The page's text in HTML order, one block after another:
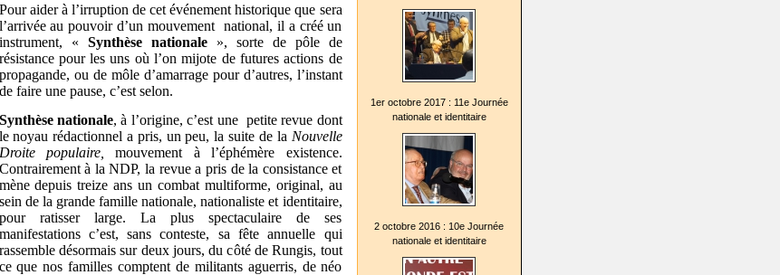
1er octobre 2017 : 11e Journée
nationale et identitaire
2 octobre 2016 : 10e Journée
nationale et identitaire
Pour aider à l’irruption de cet événement historique que sera
l’arrivée au pouvoir d’un mouvement national, il a créé un
instrument, « Synthèse nationale», sorte de pôle de
résistance pour les uns où l’on mijote de futures actions de
propagande, ou de môle d’amarrage pour d’autres, l’instant
de faire une pause, c’est selon.
Synthèse nationale, à l’origine, c’est une petite revue dont
le noyau rédactionnel a pris, un peu, la suite de la Nouvelle
Droite populaire,
mouvement à l’éphémère existence.
Contrairement à la NDP, la revue a pris de la consistance et
mène depuis treize ans un combat multiforme, original, au
sein de la grande famille nationale, nationaliste et identitaire,
pour ratisser large. La plus spectaculaire de ses
manifestations c’est, sans conteste, sa fête annuelle qui
rassemble désormais sur deux jours, du côté de Rungis, tout
ce que nos familles comptent de militants aguerris, de néo